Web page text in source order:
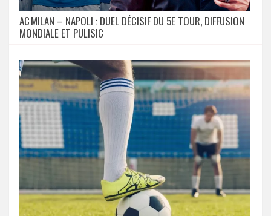
AC MILAN – NAPOLI : DUEL DÉCISIF DU 5E TOUR, DIFFUSION
MONDIALE ET PULISIC